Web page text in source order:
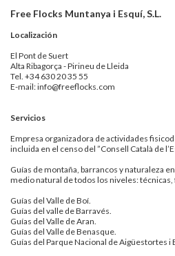
Free Flocks Muntanya i Esquí, S.L.
Localización
El Pont de Suert
Alta Ribagorça - Pirineu de Lleida
Tel. +34 630 20 35 55
E-mail: info@freeflocks.com
Servicios
Empresa organizadora de actividades
incluida en el censo del ”Consell Català de
Guías de montaña, barrancos y naturaleza
medio natural de todos los niveles:
Guías del Valle de Boí.
Guías del valle de Barravés.
Guías del Valle de Aran.
Guías del Valle de Benasque.
Guías del Parque Nacional de Aigüestortes i